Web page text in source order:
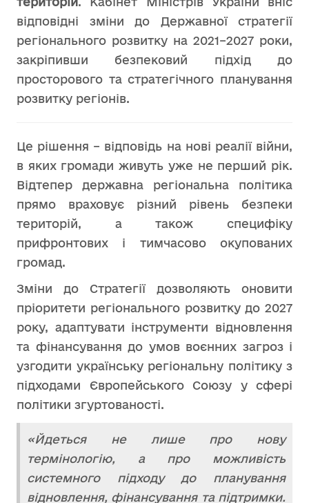
відповідні зміни до Державної стратегії
регіонального розвитку на 2021–2027 роки,
закріпивши безпековий підхід до
просторового та стратегічного планування
розвитку регіонів.
Це рішення – відповідь на нові реалії війни,
в яких громади живуть уже не перший рік.
Відтепер державна регіональна політика
прямо враховує різний рівень безпеки
територій, а також специфіку
прифронтових і тимчасово окупованих
громад.
Зміни до Стратегії дозволяють оновити
пріоритети регіонального розвитку до 2027
року, адаптувати інструменти відновлення
та фінансування до умов воєнних загроз і
узгодити українську регіональну політику з
підходами Європейського Союзу у сфері
політики згуртованості.
«Йдеться не лише про нову
термінологію, а про можливість
системного підходу до планування
відновлення, фінансування та підтримки.